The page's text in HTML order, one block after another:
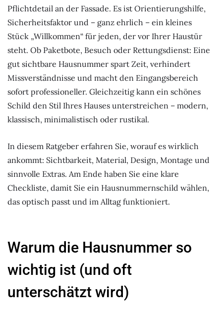
Pflichtdetail an der Fassade. Es ist Orientierungshilfe,
Sicherheitsfaktor und – ganz ehrlich – ein kleines
Stück „Willkommen“ für jeden, der vor Ihrer Haustür
steht. Ob Paketbote, Besuch oder Rettungsdienst: Eine
gut sichtbare Hausnummer spart Zeit, verhindert
Missverständnisse und macht den Eingangsbereich
sofort professioneller. Gleichzeitig kann ein schönes
Schild den Stil Ihres Hauses unterstreichen – modern,
klassisch, minimalistisch oder rustikal.
In diesem Ratgeber erfahren Sie, worauf es wirklich
ankommt: Sichtbarkeit, Material, Design, Montage und
sinnvolle Extras. Am Ende haben Sie eine klare
Checkliste, damit Sie ein Hausnummernschild wählen,
das optisch passt und im Alltag funktioniert.
Warum die Hausnummer so
wichtig ist (und oft
unterschätzt wird)